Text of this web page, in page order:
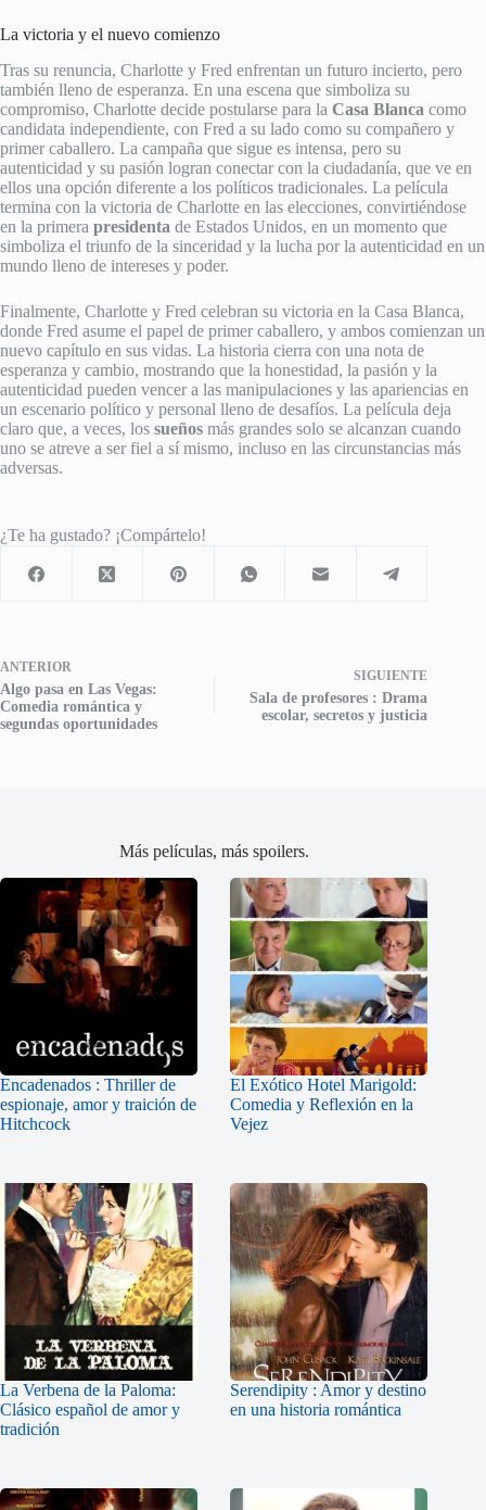
La victoria y el nuevo comienzo
Tras su renuncia, Charlotte y Fred enfrentan un futuro incierto, pero
también lleno de esperanza. En una escena que simboliza su
compromiso, Charlotte decide postularse para la Casa Blanca como
candidata independiente, con Fred a su lado como su compañero y
primer caballero. La campaña que sigue es intensa, pero su
autenticidad y su pasión logran conectar con la ciudadanía, que ve en
ellos una opción diferente a los políticos tradicionales. La película
termina con la victoria de Charlotte en las elecciones, convirtiéndose
en la primera presidenta de Estados Unidos, en un momento que
simboliza el triunfo de la sinceridad y la lucha por la autenticidad en un
mundo lleno de intereses y poder.
Finalmente, Charlotte y Fred celebran su victoria en la Casa Blanca,
donde Fred asume el papel de primer caballero, y ambos comienzan un
nuevo capítulo en sus vidas. La historia cierra con una nota de
esperanza y cambio, mostrando que la honestidad, la pasión y la
autenticidad pueden vencer a las manipulaciones y las apariencias en
un escenario político y personal lleno de desafíos. La película deja
claro que, a veces, los sueños más grandes solo se alcanzan cuando
uno se atreve a ser fiel a sí mismo, incluso en las circunstancias más
adversas.
¿Te ha gustado? ¡Compártelo!
ANTERIOR
Algo pasa en Las Vegas:
Comedia romántica y
segundas oportunidades
SIGUIENTE
Sala de profesores : Drama
escolar, secretos y justicia
Más películas, más spoilers.
Encadenados : Thriller de
espionaje, amor y traición de
Hitchcock
El Exótico Hotel Marigold:
Comedia y Reflexión en la
Vejez
La Verbena de la Paloma:
Clásico español de amor y
tradición
Serendipity : Amor y destino
en una historia romántica